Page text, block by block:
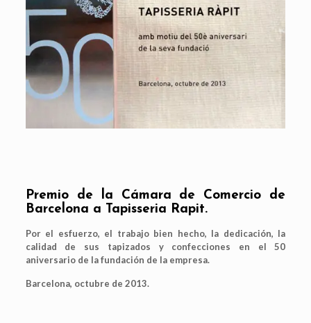
Premio de la Cámara de Comercio de
Barcelona a Tapisseria Rapit.
Por el esfuerzo, el trabajo bien hecho, la dedicación, la
calidad de sus tapizados y confecciones en el 50
aniversario de la fundación de la empresa.
Barcelona, octubre de 2013.